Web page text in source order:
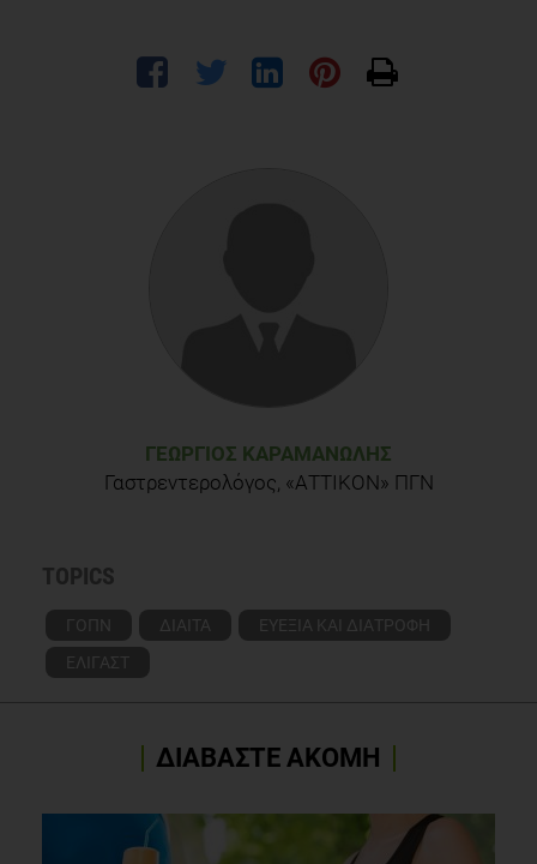
ΓΕΏΡΓΙΟΣ ΚΑΡΑΜΑΝΏΛΗΣ
Γαστρεντερολόγος, «ΑΤΤΙΚΟΝ» ΠΓΝ
TOPICS
ΓΟΠΝ ΔΙΑΙΤΑ
ΕΥΕΞΙΑ ΚΑΙ ΔΙΑΤΡΟΦΗ
ΕΛΙΓΑΣΤ
ΔΙΑΒΑΣΤΕ ΑΚΟΜΗ